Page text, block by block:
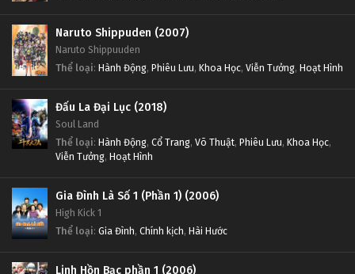
Naruto Shippuden (2007)
Naruto Shippuuden
Thể loại: Hành Động, Phiêu Lưu, Khoa Học, Viễn Tưởng, Hoạt Hình
Đấu La Đại Lục (2018)
Soul Land
Thể loại: Hành Động, Cổ Trang, Võ Thuật, Phiêu Lưu, Khoa Học,
Viễn Tưởng, Hoạt Hình
Gia Đình Là Số 1 (Phần 1) (2006)
High Kick 1
Thể loại: Gia Đình, Chính kịch, Hài Hước
Linh Hồn Bạc phần 1 (2006)